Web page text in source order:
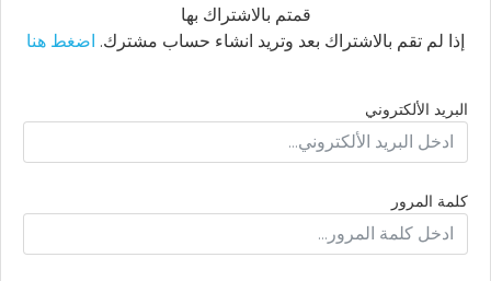
قمتم بالاشتراك بها
إذا لم تقم بالاشتراك بعد وتريد انشاء حساب مشترك. اضغط هنا
البريد الألكتروني
كلمة المرور